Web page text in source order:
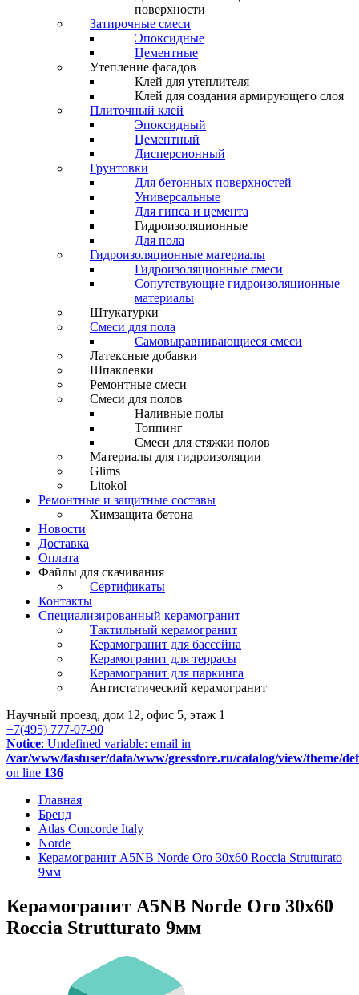
поверхности
Затирочные смеси
Эпоксидные
Цементные
Утепление фасадов
Клей для утеплителя
Клей для создания армирующего слоя
Плиточный клей
Эпоксидный
Цементный
Дисперсионный
Грунтовки
Для бетонных поверхностей
Универсальные
Для гипса и цемента
Гидроизоляционные
Для пола
Гидроизоляционные материалы
Гидроизоляционные смеси
Сопутствующие гидроизоляционные
материалы
Штукатурки
Смеси для пола
Самовыравнивающиеся смеси
Латексные добавки
Шпаклевки
Ремонтные смеси
Смеси для полов
Наливные полы
Топпинг
Смеси для стяжки полов
Материалы для гидроизоляции
Glims
Litokol
Ремонтные и защитные составы
Химзащита бетона
Новости
Доставка
Оплата
Файлы для скачивания
Сертификаты
Контакты
Специализированный керамогранит
Тактильный керамогранит
Керамогранит для бассейна
Керамогранит для террасы
Керамогранит для паркинга
Антистатический керамогранит
Научный проезд, дом 12, офис 5, этаж 1
+7(495) 777-07-90
Notice: Undefined variable: email in
/var/www/fastuser/data/www/gresstore.ru/catalog/view/theme/
on line 136
Главная
Бренд
Atlas Concorde Italy
Norde
Керамогранит A5NB Norde Oro 30x60 Roccia Strutturato
9мм
Керамогранит A5NB Norde Oro 30x60
Roccia Strutturato 9мм